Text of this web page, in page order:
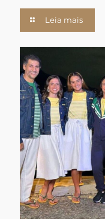
Leia mais